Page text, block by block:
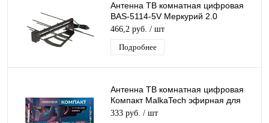
Антенна ТВ комнатная цифровая
BAS-5114-5V Меркурий 2.0
эфирная для DVB-T2 телевидения
466,2 руб. / шт
Подробнее
Антенна ТВ комнатная цифровая
Компакт MalkaTech эфирная для
DVB-T2 телевидения
333 руб. / шт